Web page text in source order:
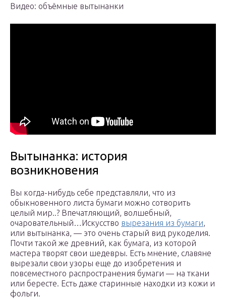
Видео: объёмные вытынанки
Вытынанка: история
возникновения
Вы когда-нибудь себе представляли, что из
обыкновенного листа бумаги можно сотворить
целый мир..? Впечатляющий, волшебный,
очаровательный…Искусство вырезания из бумаги,
или вытынанка, — это очень старый вид рукоделия.
Почти такой же древний, как бумага, из которой
мастера творят свои шедевры. Есть мнение, славяне
вырезали свои узоры еще до изобретения и
повсеместного распространения бумаги — на ткани
или бересте. Есть даже старинные находки из кожи и
фольги.